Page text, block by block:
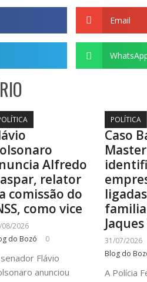
Email
Alfredo
relator
comissão do
como vice
08/2026
do Bozó
0
Flávio
anunciou
POLÍTICA
Caso
Master
31/07/2026
Blog do
A Polícia